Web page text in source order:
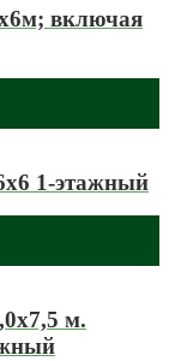
включая
1-этажный
м.